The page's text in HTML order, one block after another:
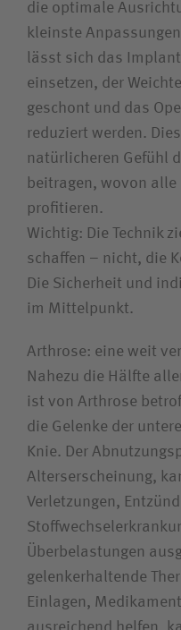
die optimale
kleinste
lässt sich das
einsetzen, der
geschont und das
reduziert werden.
natürlicheren Gefühl
beitragen, wovon
profitieren.
Wichtig: Die Technik
schaffen – nicht, die
Die Sicherheit und
im Mittelpunkt.
Arthrose: eine weit
Nahezu die Hälfte
ist von Arthrose
die Gelenke der
Knie. Der
Alterserscheinung,
Verletzungen,
Überbelastungen
gelenkerhaltende
Einlagen,